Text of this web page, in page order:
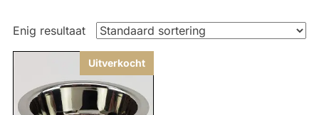
Enig resultaat
Uitverkocht